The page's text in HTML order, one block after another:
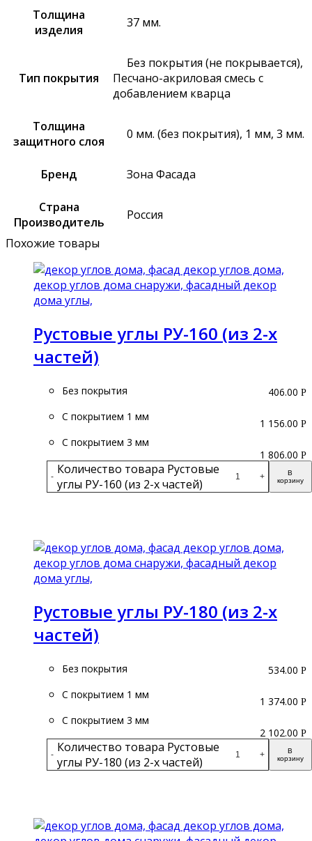
Толщина
изделия
37 мм.
Тип покрытия
Без покрытия (не покрывается),
Песчано-акриловая смесь с
добавлением кварца
Толщина
защитного слоя
0 мм. (без покрытия), 1 мм, 3 мм.
Бренд Зона Фасада
Страна
Производитель
Россия
Похожие товары
Рустовые углы РУ-160 (из 2-х
частей)
Без покрытия
С покрытием 1 мм
С покрытием 3 мм
- Количество товара Рустовые
углы РУ-160 (из 2-х частей)
+
В
корзину
406.00 Р
1 156.00 Р
1 806.00 Р
Рустовые углы РУ-180 (из 2-х
частей)
Без покрытия
С покрытием 1 мм
С покрытием 3 мм
- Количество товара Рустовые
углы РУ-180 (из 2-х частей)
+
В
корзину
534.00 Р
1 374.00 Р
2 102.00 Р